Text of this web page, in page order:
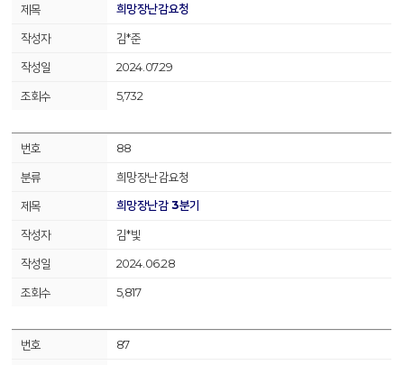
희망장난감요청
김*준
2024.07.29
5,732
88
희망장난감요청
희망장난감 3분기
김*빛
2024.06.28
5,817
87